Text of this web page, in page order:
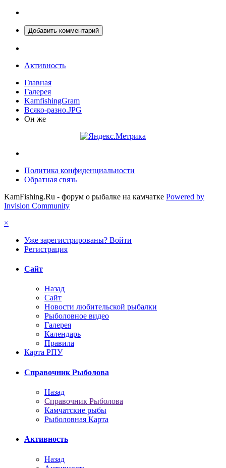
Добавить комментарий
Активность
Главная
Галерея
KamfishingGram
Всяко-разно.JPG
Он же
Политика конфиденциальности
Обратная связь
KamFishing.Ru - форум о рыбалке на камчатке Powered by
Invision Community
×
Уже зарегистрированы? Войти
Регистрация
Сайт
Назад
Сайт
Новости любительской рыбалки
Рыболовное видео
Галерея
Календарь
Правила
Карта РПУ
Справочник Рыболова
Назад
Справочник Рыболова
Камчатские рыбы
Рыболовная Карта
Активность
Назад